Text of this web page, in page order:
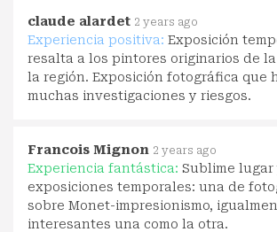
claude alardet 2 years ago
Experiencia positiva: Exposición
resalta a los pintores originarios de
la región. Exposición fotográfica que
muchas investigaciones y riesgos.
Francois Mignon 2 years ago
Experiencia fantástica: Sublime lugar
exposiciones temporales: una de
sobre Monet-impresionismo,
interesantes una como la otra.